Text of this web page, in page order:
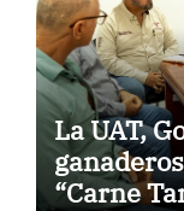
La UAT,
“Carne